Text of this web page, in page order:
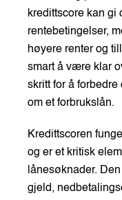
kredittscore kan gi
rentebetingelser,
høyere renter og
smart å være klar
skritt for å
om et forbrukslån.
Kredittscoren
og er et kritisk
lånesøknader.
gjeld,